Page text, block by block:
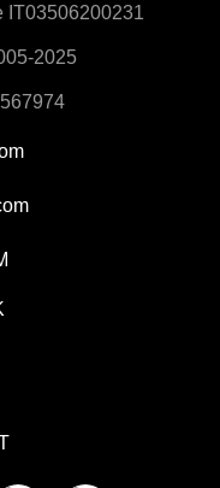
IT03506200231
2025